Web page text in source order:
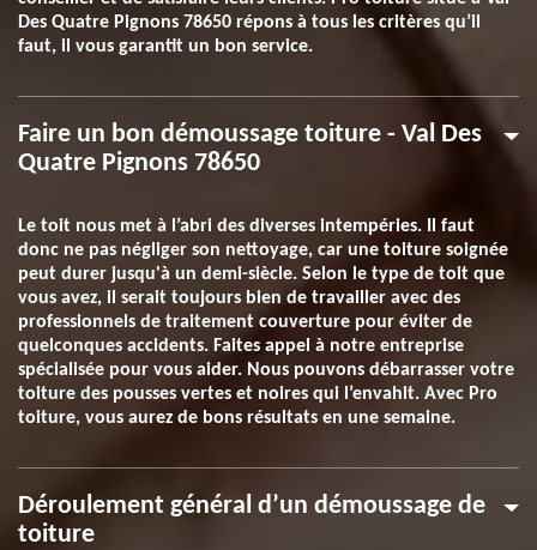
Des Quatre Pignons 78650 répons à tous les critères qu’il
faut, il vous garantit un bon service.
Faire un bon démoussage toiture - Val Des
Quatre Pignons 78650
Le toit nous met à l’abri des diverses intempéries. Il faut
donc ne pas négliger son nettoyage, car une toiture soignée
peut durer jusqu'à un demi-siècle. Selon le type de toit que
vous avez, il serait toujours bien de travailler avec des
professionnels de traitement couverture pour éviter de
quelconques accidents. Faites appel à notre entreprise
spécialisée pour vous aider. Nous pouvons débarrasser votre
toiture des pousses vertes et noires qui l’envahit. Avec Pro
toiture, vous aurez de bons résultats en une semaine.
Déroulement général d’un démoussage de
toiture